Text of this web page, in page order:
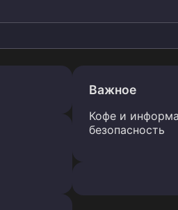
Важное
Кофе и
безопасность